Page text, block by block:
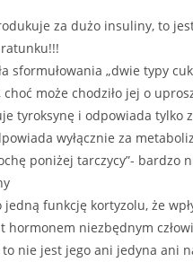
za dużo insuliny, to
sformułowania „dwie typy
może chodziło jej o
tyroksynę i odpowiada
wyłącznie za
poniżej tarczycy”-
funkcję kortyzolu, że
hormonem niezbędnym
nie jest jego ani jedyna ani